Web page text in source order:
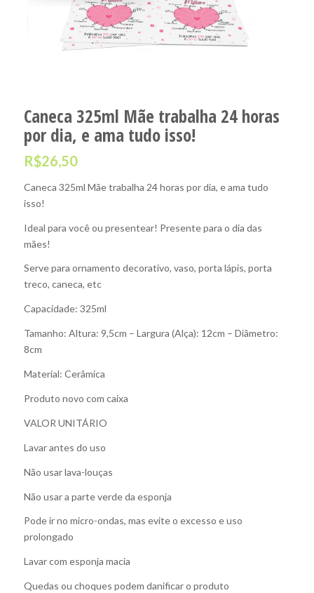
Caneca 325ml Mãe trabalha 24 horas
por dia, e ama tudo isso!
R$26,50
Caneca 325ml Mãe trabalha 24 horas por dia, e ama tudo
isso!
Ideal para você ou presentear! Presente para o dia das
mães!
Serve para ornamento decorativo, vaso, porta lápis, porta
treco, caneca, etc
Capacidade: 325ml
Tamanho: Altura: 9,5cm – Largura (Alça): 12cm – Diâmetro:
8cm
Material: Cerâmica
Produto novo com caixa
VALOR UNITÁRIO
Lavar antes do uso
Não usar lava-louças
Não usar a parte verde da esponja
Pode ir no micro-ondas, mas evite o excesso e uso
prolongado
Lavar com esponja macia
Quedas ou choques podem danificar o produto